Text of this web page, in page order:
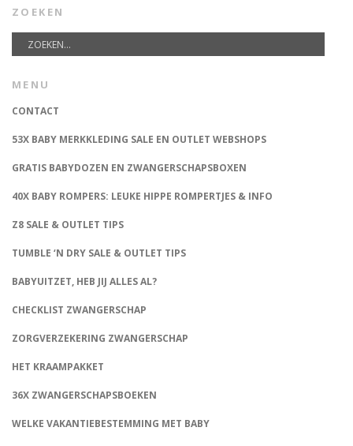
ZOEKEN
MENU
CONTACT
53X BABY MERKKLEDING SALE EN OUTLET WEBSHOPS
GRATIS BABYDOZEN EN ZWANGERSCHAPSBOXEN
40X BABY ROMPERS: LEUKE HIPPE ROMPERTJES & INFO
Z8 SALE & OUTLET TIPS
TUMBLE ‘N DRY SALE & OUTLET TIPS
BABYUITZET, HEB JIJ ALLES AL?
CHECKLIST ZWANGERSCHAP
ZORGVERZEKERING ZWANGERSCHAP
HET KRAAMPAKKET
36X ZWANGERSCHAPSBOEKEN
WELKE VAKANTIEBESTEMMING MET BABY